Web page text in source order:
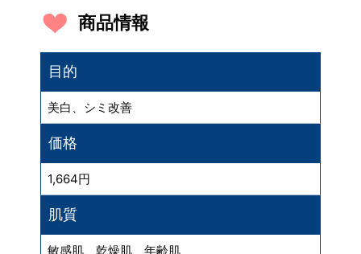
商品情報
目的
美白、シミ改善
価格
1,664円
肌質
敏感肌、乾燥肌、年齢肌